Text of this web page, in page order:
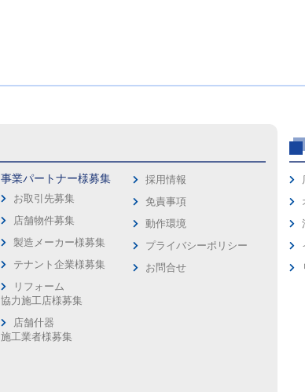
事業パートナー様募集
お取引先募集
店舗物件募集
製造メーカー様募集
テナント企業様募集
リフォーム
協力施工店様募集
店舗什器
施工業者様募集
採用情報
免責事項
動作環境
プライバシーポリシー
お問合せ